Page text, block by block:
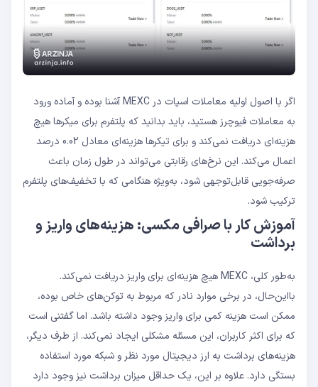
اگر با اصول اولیه معاملات اسپات در MEXC آشنا بوده و آماده ورود
به معاملات فیوچرز هستید، باید بدانید که پلتفرم برای میکرها هیچ
هزینه‌ای دریافت نمی‌کند و برای تیکرها هزینه‌ای معادل 0.02 درصد
اعمال می‌کند. این نرخ‌های رقابتی می‌تواند در طول زمان باعث
صرفه‌جویی قابل‌توجهی شود، به‌ویژه هنگامی که با تخفیف‌های پلتفرم
ترکیب شود.
آموزش کار با صرافی مکسی: هزینه‌های واریز و
برداشت
به‌طور کلی، MEXC هیچ هزینه‌ای برای واریز دریافت نمی‌کند.
بااین‌حال، در برخی موارد نادر که مربوط به توکن‌های خاص بوده،
ممکن است هزینه کمی برای واریز وجود داشته باشد. اما گفتنی است
که برای اکثر کاربران، این مسئله مشکلی ایجاد نمی‌کند. از طرف دیگر،
هزینه‌های برداشت به ارز دیجیتال مورد نظر و شبکه مورد استفاده
بستگی دارد. علاوه بر این، یک حداقل میزان برداشت نیز وجود دارد